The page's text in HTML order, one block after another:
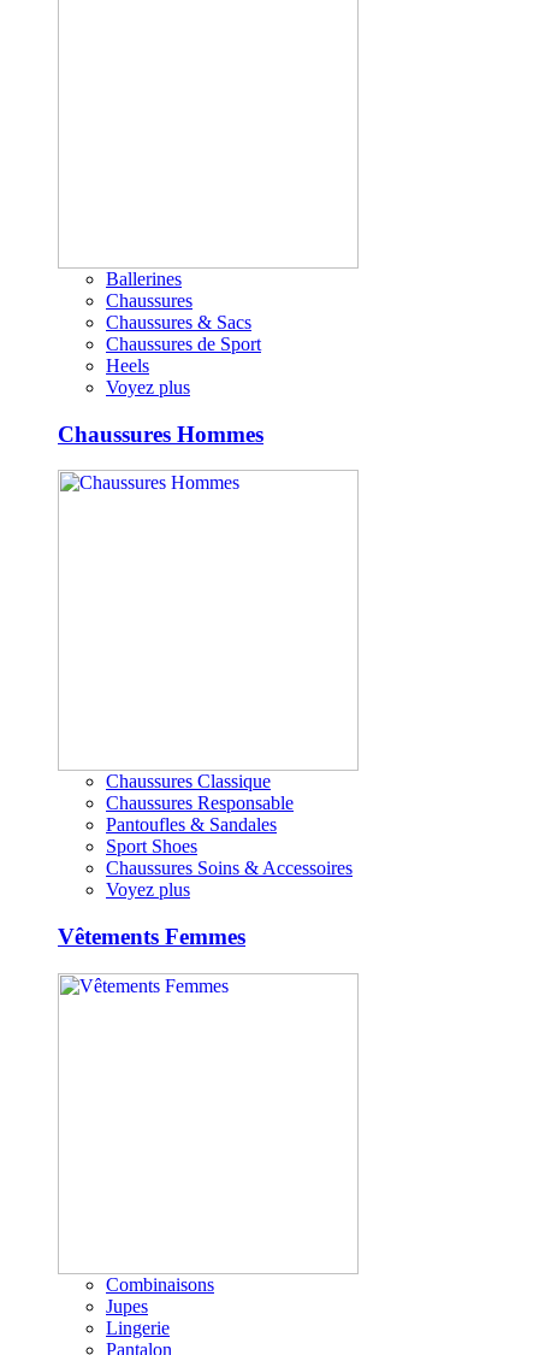
Ballerines
Chaussures
Chaussures & Sacs
Chaussures de Sport
Heels
Voyez plus
Chaussures Hommes
Chaussures Classique
Chaussures Responsable
Pantoufles & Sandales
Sport Shoes
Chaussures Soins & Accessoires
Voyez plus
Vêtements Femmes
Combinaisons
Jupes
Lingerie
Pantalon